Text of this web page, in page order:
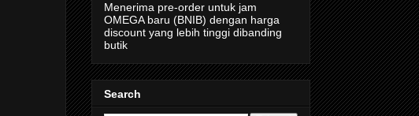
Menerima pre-order untuk jam
OMEGA baru (BNIB) dengan harga
discount yang lebih tinggi dibanding
butik
Search